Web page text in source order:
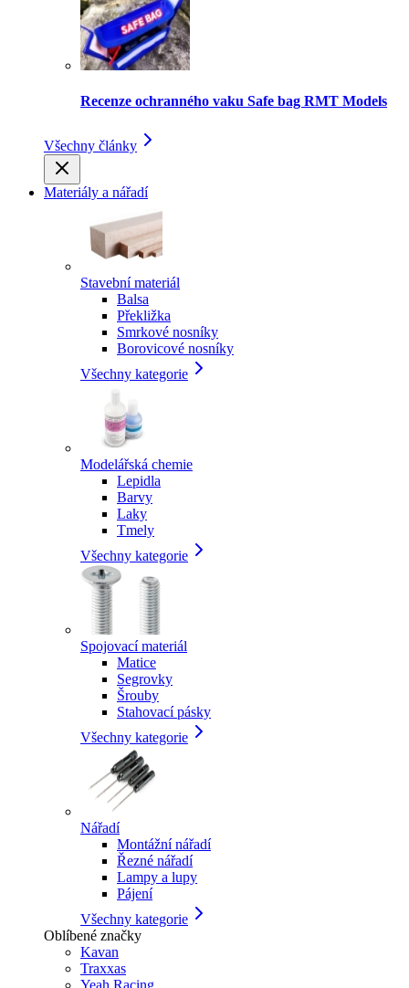
Recenze ochranného vaku Safe bag RMT Models
Všechny články
Materiály a nářadí
Stavební materiál
Balsa
Překližka
Smrkové nosníky
Borovicové nosníky
Všechny kategorie
Modelářská chemie
Lepidla
Barvy
Laky
Tmely
Všechny kategorie
Spojovací materiál
Matice
Segrovky
Šrouby
Stahovací pásky
Všechny kategorie
Nářadí
Montážní nářadí
Řezné nářadí
Lampy a lupy
Pájení
Všechny kategorie
Oblíbené značky
Kavan
Traxxas